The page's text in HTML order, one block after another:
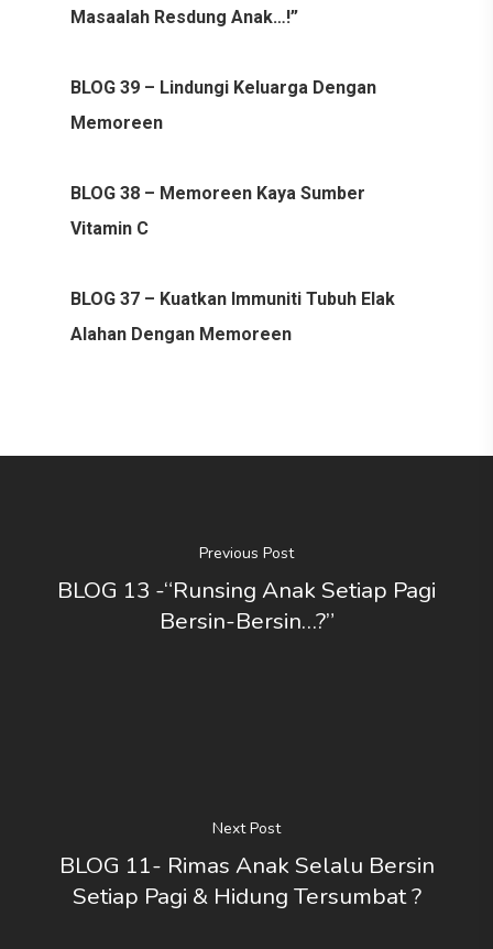
Masaalah Resdung Anak…!”
BLOG 39 – Lindungi Keluarga Dengan
Memoreen
BLOG 38 – Memoreen Kaya Sumber
Vitamin C
BLOG 37 – Kuatkan Immuniti Tubuh Elak
Alahan Dengan Memoreen
Previous Post
BLOG 13 -“Runsing Anak Setiap Pagi
Bersin-Bersin…?”
Next Post
BLOG 11- Rimas Anak Selalu Bersin
Setiap Pagi & Hidung Tersumbat ?